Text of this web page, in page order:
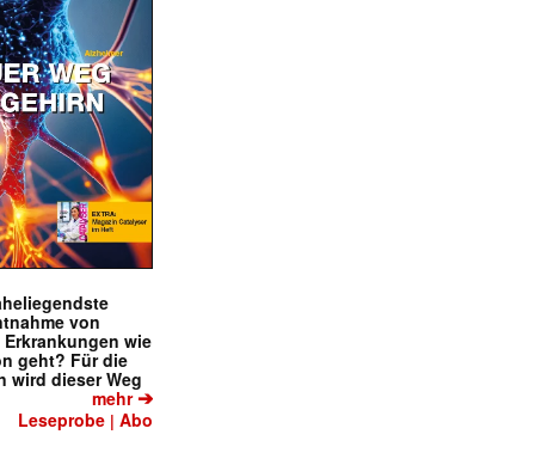
von
wie
geht? Für die
wird dieser Weg
mehr➔
Leseprobe |Abo